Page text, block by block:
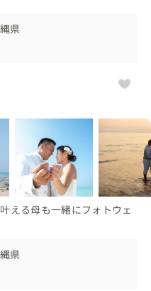
県
える母も一緒にフォトウェ
県